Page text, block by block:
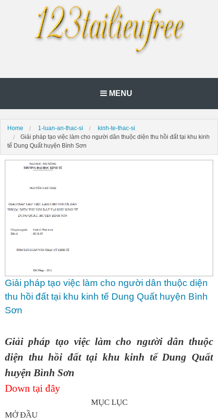
MENU
Home 1-luan-an-thac-si
kinh-te-thac-si
Giải pháp tạo việc làm cho người dân thuộc diện thu hồi đất tại khu kinh
tế Dung Quất huyện Bình Sơn
Giải pháp tạo việc làm cho người dân thuộc diện
thu hồi đất tại khu kinh tế Dung Quất huyện Bình
Sơn
Giải pháp tạo việc làm cho người dân thuộc
diện thu hồi đất tại khu kinh tế Dung Quất
huyện Bình Sơn
Down tại đây
MỤC LỤC
MỞ ĐẦU